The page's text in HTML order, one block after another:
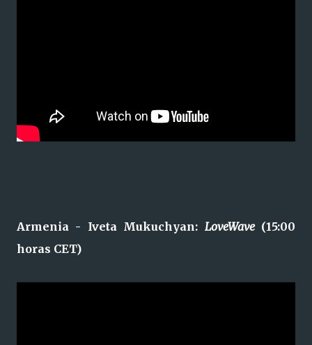
Armenia - Iveta Mukuchyan: LoveWave (15:00
horas CET)